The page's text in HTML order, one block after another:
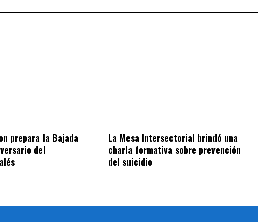
prepara la Bajada
del
La Mesa Intersectorial brindó una
charla formativa sobre prevención
del suicidio